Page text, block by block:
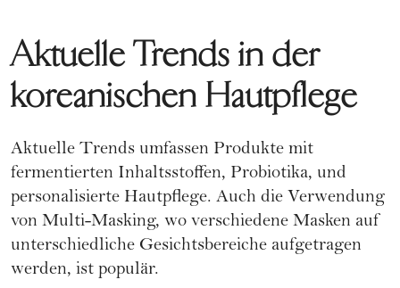
Aktuelle Trends in der
koreanischen Hautpflege
Aktuelle Trends umfassen Produkte mit
fermentierten Inhaltsstoffen, Probiotika, und
personalisierte Hautpflege. Auch die Verwendung
von Multi-Masking, wo verschiedene Masken auf
unterschiedliche Gesichtsbereiche aufgetragen
werden, ist populär.